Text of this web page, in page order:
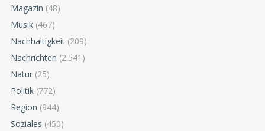
Magazin (48)
Musik (467)
Nachhaltigkeit (209)
Nachrichten (2.541)
Natur (25)
Politik (772)
Region (944)
Soziales (450)